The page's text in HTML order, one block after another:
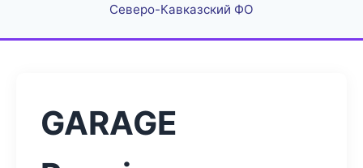
Северо-Кавказский ФО
GARAGE